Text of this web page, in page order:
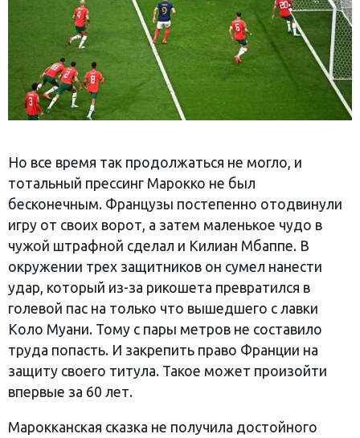
Но все время так продолжаться не могло, и
тотальный прессинг Марокко не был
бесконечным. Французы постепенно отодвинули
игру от своих ворот, а затем маленькое чудо в
чужой штрафной сделал и Килиан Мбаппе. В
окружении трех защитников он сумел нанести
удар, который из-за рикошета превратился в
голевой пас на только что вышедшего с лавки
Коло Муани. Тому с пары метров не составило
труда попасть. И закрепить право Франции на
защиту своего титула. Такое может произойти
впервые за 60 лет.
Марокканская сказка не получила достойного